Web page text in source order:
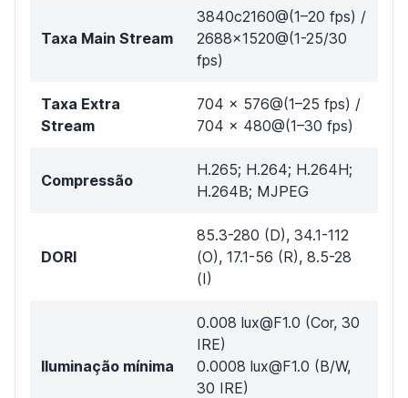
Taxa Main Stream
3840c2160@(1–20 fps) /
2688x1520@(1-25/30
fps)
Taxa Extra
Stream
704 × 576@(1–25 fps) /
704 × 480@(1–30 fps)
Compressão
H.265; H.264; H.264H;
H.264B; MJPEG
DORI
85.3-280 (D), 34.1-112
(O), 17.1-56 (R), 8.5-28
(I)
Iluminação mínima
0.008 lux@F1.0 (Cor, 30
IRE)
0.0008 lux@F1.0 (B/W,
30 IRE)